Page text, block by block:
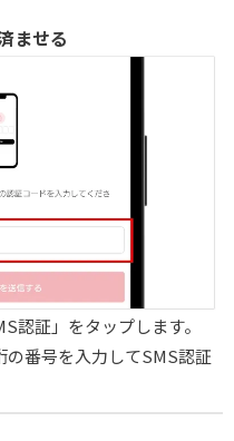
ませる
認証」をタップします。
番号を入力してSMS認証